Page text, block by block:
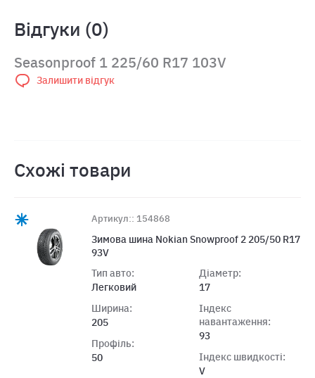
Відгуки (0)
Seasonproof 1 225/60 R17 103V
Залишити відгук
Схожі товари
Артикул:: 154868
Зимова шина Nokian Snowproof 2 205/50 R17
93V
Тип авто:
Легковий
Ширина:
205
Профіль:
50
Діаметр:
17
Індекс
навантаження:
93
Індекс швидкості:
V